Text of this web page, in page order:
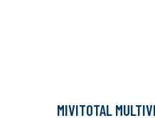
MIVITOTAL